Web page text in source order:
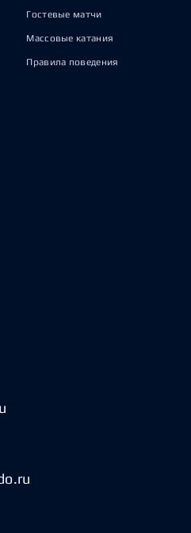
Гостевые матчи
Массовые катания
Правила поведения